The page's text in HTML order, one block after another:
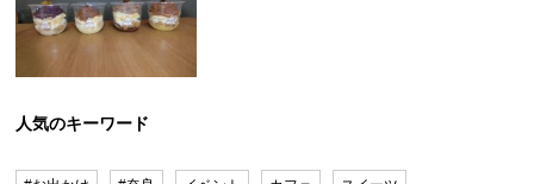
人気のキーワード